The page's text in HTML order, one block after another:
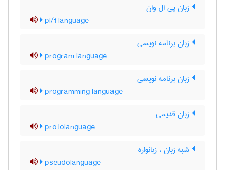
زبان پی ال وان
pl/1 language
زبان برنامه نویسی
program language
زبان برنامه نویسی
programming language
زبان قدیمی
protolanguage
شبه زبان ، زبانواره
pseudolanguage